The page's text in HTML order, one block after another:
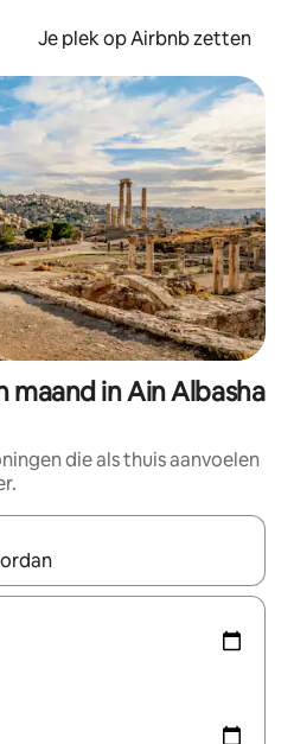
Je plek op Airbnb zetten
maand in Ain Albasha
die als thuis aanvoelen
zijn, maak je een keuze